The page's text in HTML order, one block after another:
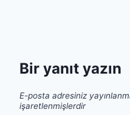
Bir yanıt yazın
E-posta adresiniz
işaretlenmişlerdir